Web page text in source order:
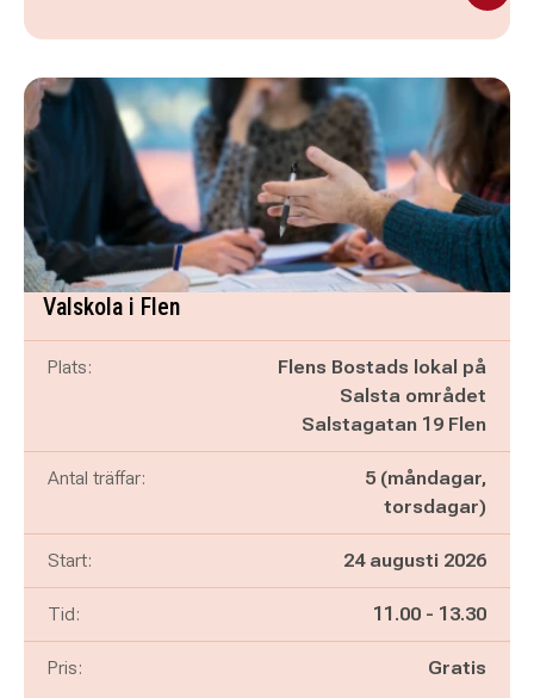
Valskola i Flen
Plats:
Flens Bostads lokal på
Salsta området
Salstagatan 19 Flen
Antal träffar:
5 (måndagar,
torsdagar)
Start: 24 augusti 2026
Tid: Pågår mellan
11.00 - och
13.30
Pris: Gratis